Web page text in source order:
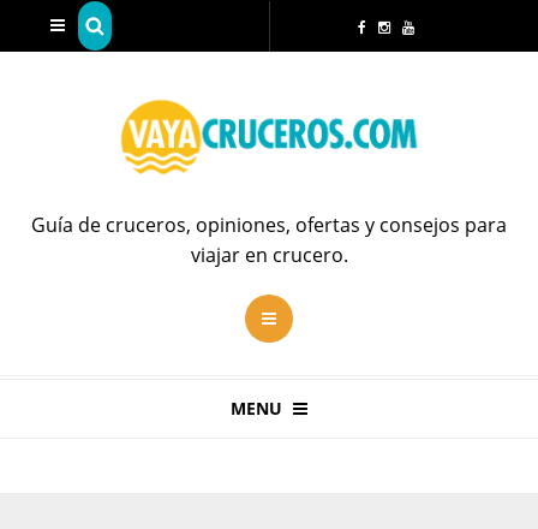
Guía de cruceros, opiniones, ofertas y consejos para
viajar en crucero.
MENU